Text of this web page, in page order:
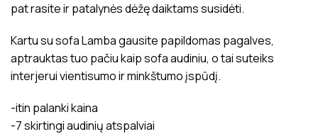
pat rasite ir patalynės dėžę daiktams susidėti.
Kartu su sofa Lamba gausite papildomas pagalves,
aptrauktas tuo pačiu kaip sofa audiniu, o tai suteiks
interjerui vientisumo ir minkštumo įspūdį.
-itin palanki kaina
-7 skirtingi audinių atspalviai